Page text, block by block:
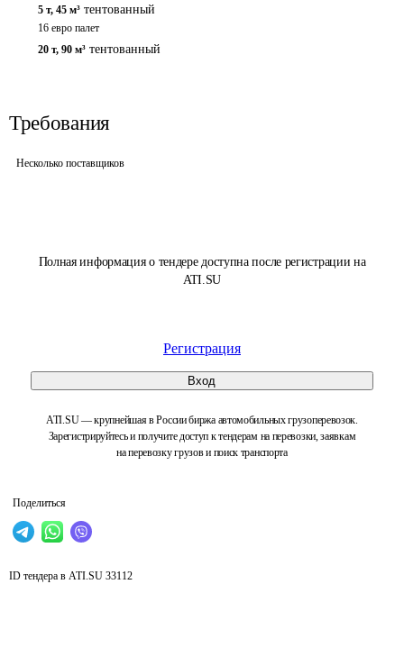
Полная информация о тендере доступна после регистрации на
ATI.SU
Регистрация
Вход
ATI.SU — крупнейшая в России биржа автомобильных грузоперевозок.
Зарегистрируйтесь и получите доступ к тендерам на перевозки, заявкам
на перевозку грузов и поиск транспорта
Поделиться
5 т, 45 м³ тентованный
16 евро палет
20 т, 90 м³ тентованный
Требования
Несколько поставщиков
ID тендера в ATI.SU 33112